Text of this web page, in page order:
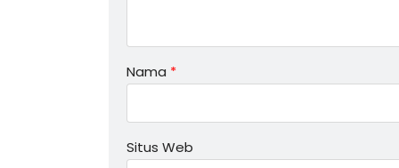
Nama *
Situs Web